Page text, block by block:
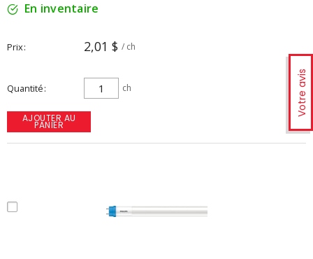
Votre avis
En inventaire
Prix 2,01 $ / ch
Quantité ch
AJOUTER AU
PANIER